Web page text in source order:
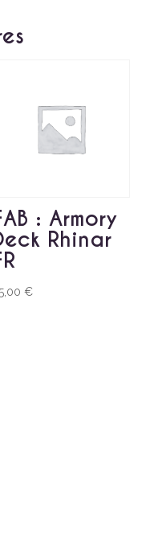
: Armory
Rhinar
€